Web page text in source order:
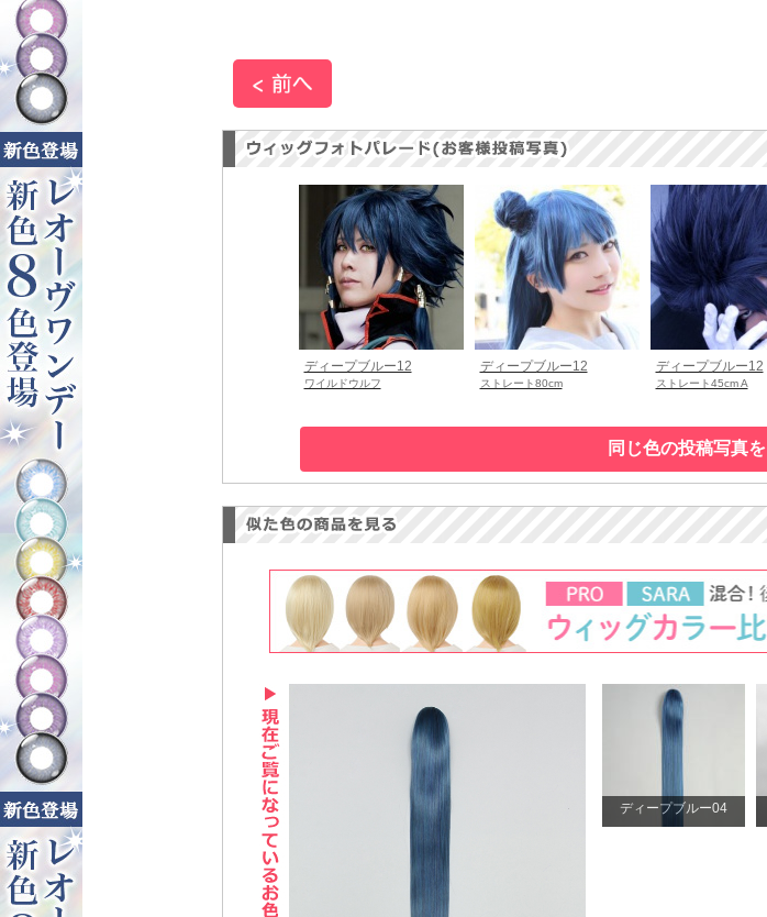
ディープブルー12
ワイルドウルフ
ディープブルー12
ストレート80cm
ディープブルー12
ストレート45cm A
ディープブルー04